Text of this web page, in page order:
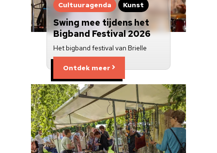
Cultuuragenda Kunst
Swing mee tijdens het
Bigband Festival 2026
Het bigband festival van Brielle
Ontdek meer